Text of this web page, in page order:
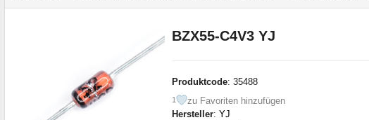
BZX55-C4V3 YJ
Produktcode: 35488
1
zu Favoriten hinzufügen
Hersteller: YJ